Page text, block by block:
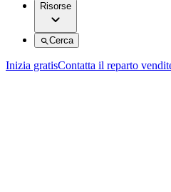
Risorse
Cerca
Inizia gratisContatta il reparto